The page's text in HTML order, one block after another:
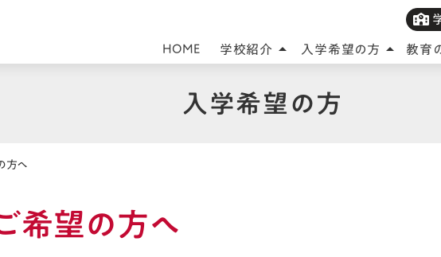
入学希望の方
方へ
希望の方へ
学校紹介 arrow_drop_up 入学希望の方 arrow_drop_up 教育
HOME